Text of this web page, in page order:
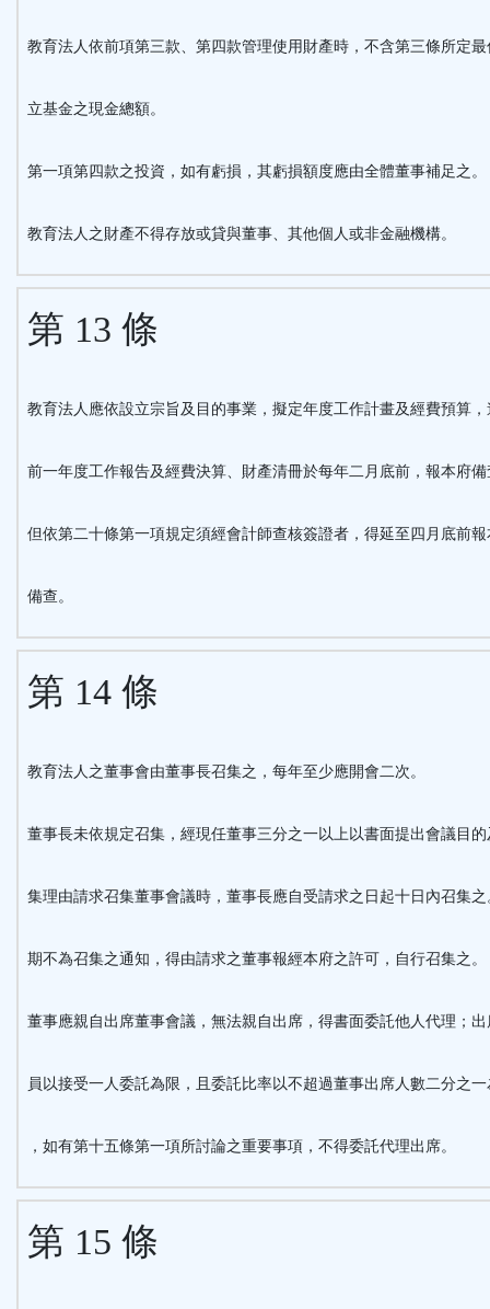
教育法人依前項第三款、第四款管理使用財產時，不含第三條所定最
立基金之現金總額。
第一項第四款之投資，如有虧損，其虧損額度應由全體董事補足之。
教育法人之財產不得存放或貸與董事、其他個人或非金融機構。
第 13 條
教育法人應依設立宗旨及目的事業，擬定年度工作計畫及經費預算，
前一年度工作報告及經費決算、財產清冊於每年二月底前，報本府備
但依第二十條第一項規定須經會計師查核簽證者，得延至四月底前報
備查。
第 14 條
教育法人之董事會由董事長召集之，每年至少應開會二次。
董事長未依規定召集，經現任董事三分之一以上以書面提出會議目的
集理由請求召集董事會議時，董事長應自受請求之日起十日內召集之
期不為召集之通知，得由請求之董事報經本府之許可，自行召集之。
董事應親自出席董事會議，無法親自出席，得書面委託他人代理；出
員以接受一人委託為限，且委託比率以不超過董事出席人數二分之
，如有第十五條第一項所討論之重要事項，不得委託代理出席。
第 15 條